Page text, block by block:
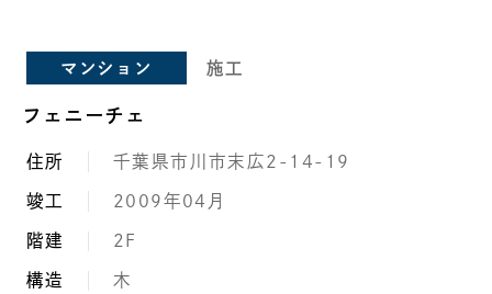
マンション 施工
フェニーチェ
住所 千葉県市川市末広2-14-19
竣工 2009年04月
階建 2F
構造 木